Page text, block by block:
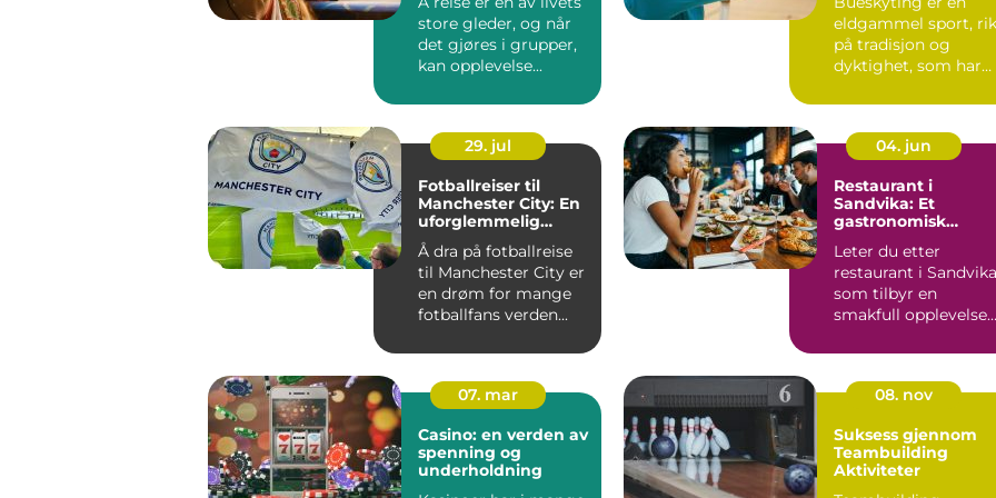
store gleder, og når
det gjøres i grupper,
kan opplevelse...
eldgammel sport, rik
på tradisjon og
dyktighet, som har
29. jul
Fotballreiser til
Manchester City: En
uforglemmelig
opplevelse
Å dra på fotballreise
til Manchester City er
en drøm for mange
fotballfans verden...
04. jun
Restaurant i
Sandvika: Et
gastronomisk
Leter du etter
restaurant i Sandvika
som tilbyr en
smakfull opplevelse
thailandsk mat?...
07. mar
Casino: en verden av
spenning og
underholdning
08. nov
Suksess gjennom
Teambuilding
Aktiviteter